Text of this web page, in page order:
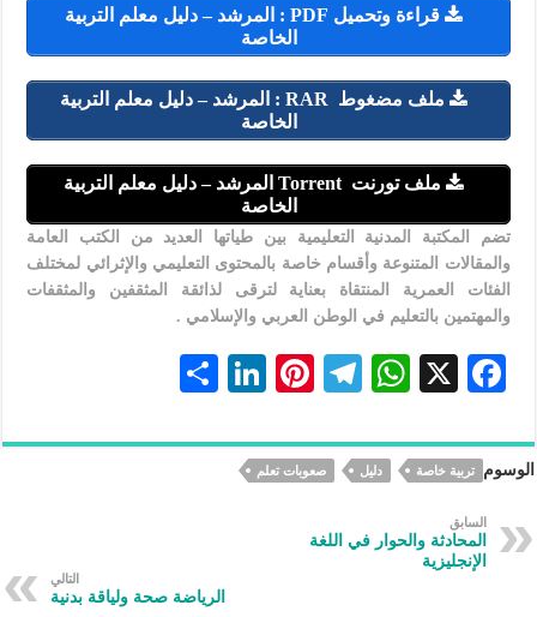
قراءة وتحميل PDF : المرشد – دليل معلم التربية
الخاصة
ملف مضغوط RAR : المرشد – دليل معلم التربية
الخاصة
ملف تورنت Torrent المرشد – دليل معلم التربية
الخاصة
تضم المكتبة المدنية التعليمية بين طياتها العديد من الكتب العامة
والمقالات المتنوعة وأقسام خاصة بالمحتوى التعليمي والإثرائي لمختلف
الفئات العمرية المنتقاة بعناية لترقى لذائقة المثقفين والمثقفات
والمهتمين بالتعليم في الوطن العربي والإسلامي .
F
eb
oo
k
X
W
at
s
A
Te
gr
a
m
Pi
er
es
Li
ke
ar
الوسوم تربية خاصة دليل صعوبات تعلم
السابق
المحادثة والحوار في اللغة
الإنجليزية
التالي
الرياضة صحة ولياقة بدنية